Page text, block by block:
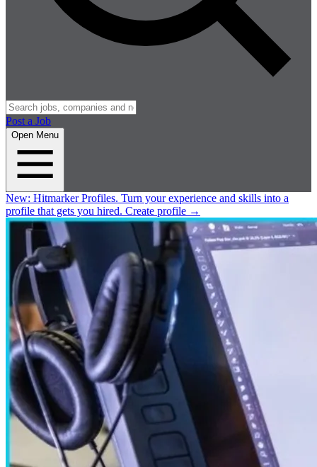
Post a Job
Open Menu
New: Hitmarker Profiles. Turn your experience and skills into a
profile that gets you hired. Create profile →